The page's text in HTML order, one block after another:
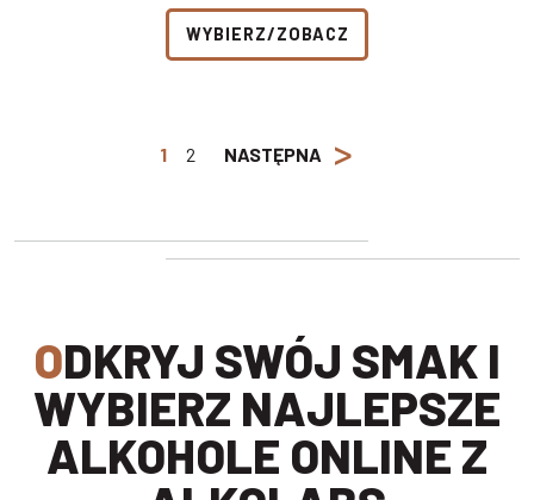
WYBIERZ/ZOBACZ
1 2 NASTĘPNA >
ODKRYJ SWÓJ SMAK I
WYBIERZ NAJLEPSZE
ALKOHOLE ONLINE Z